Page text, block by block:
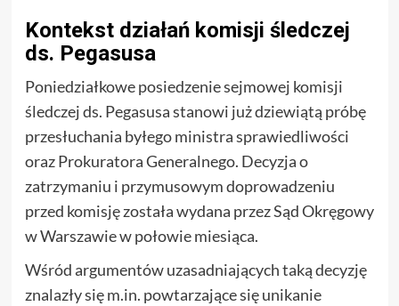
Kontekst działań komisji śledczej
ds. Pegasusa
Poniedziałkowe posiedzenie sejmowej komisji
śledczej ds. Pegasusa stanowi już dziewiątą próbę
przesłuchania byłego ministra sprawiedliwości
oraz Prokuratora Generalnego. Decyzja o
zatrzymaniu i przymusowym doprowadzeniu
przed komisję została wydana przez Sąd Okręgowy
w Warszawie w połowie miesiąca.
Wśród argumentów uzasadniających taką decyzję
znalazły się m.in. powtarzające się unikanie